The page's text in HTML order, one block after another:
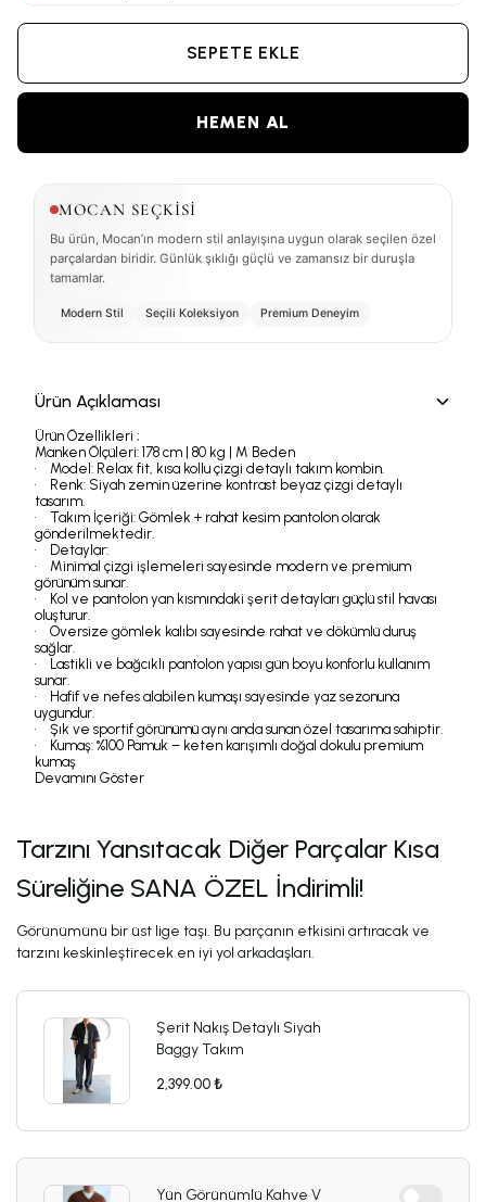
SEPETE EKLE
HEMEN AL
MOCAN SEÇKİSİ
Bu ürün, Mocan’ın modern stil anlayışına uygun olarak seçilen özel
parçalardan biridir. Günlük şıklığı güçlü ve zamansız bir duruşla
tamamlar.
Modern Stil Seçili Koleksiyon Premium Deneyim
Ürün Açıklaması
Ürün Özellikleri ;
Manken Ölçüleri: 178 cm | 80 kg | M Beden
• Model: Relax fit, kısa kollu çizgi detaylı takım kombin.
• Renk: Siyah zemin üzerine kontrast beyaz çizgi detaylı
tasarım.
• Takım İçeriği: Gömlek + rahat kesim pantolon olarak
gönderilmektedir.
• Detaylar:
• Minimal çizgi işlemeleri sayesinde modern ve premium
görünüm sunar.
• Kol ve pantolon yan kısmındaki şerit detayları güçlü stil havası
oluşturur.
• Oversize gömlek kalıbı sayesinde rahat ve dökümlü duruş
sağlar.
• Lastikli ve bağcıklı pantolon yapısı gün boyu konforlu kullanım
sunar.
• Hafif ve nefes alabilen kumaşı sayesinde yaz sezonuna
uygundur.
• Şık ve sportif görünümü aynı anda sunan özel tasarıma sahiptir.
• Kumaş: %100 Pamuk – keten karışımlı doğal dokulu premium
kumaş
Devamını Göster
Tarzını Yansıtacak Diğer Parçalar Kısa
Süreliğine SANA ÖZEL İndirimli!
Görünümünü bir üst lige taşı. Bu parçanın etkisini artıracak ve
tarzını keskinleştirecek en iyi yol arkadaşları.
Şerit Nakış Detaylı Siyah
Baggy Takım
2,399.00 ₺
Yün Görünümlü Kahve V